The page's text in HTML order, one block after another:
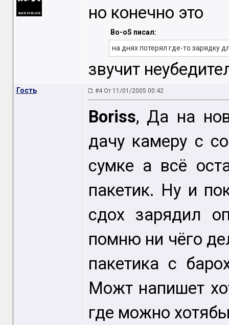
но конечно это
Bo-oS писал:
на днях потерял где-то зарядку
звучит
Гость #4 От 11/01/2005 00:42
Boriss, Да на
дачу камеру с
сумке а всё
пакетик. Ну и
сдох зарядил
помню ни чёго
пакетика с
Можт напишет
где можно